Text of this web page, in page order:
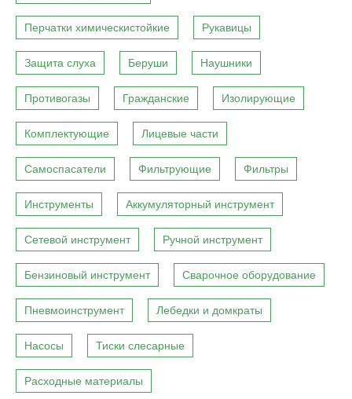
Перчатки химическистойкие Рукавицы
Защита слуха Беруши Наушники
Противогазы Гражданские Изолирующие
Комплектующие Лицевые части
Самоспасатели Фильтрующие Фильтры
Инструменты Аккумуляторный инструмент
Сетевой инструмент Ручной инструмент
Бензиновый инструмент Сварочное оборудование
Пневмоинструмент Лебедки и домкраты
Насосы Тиски слесарные
Расходные материалы